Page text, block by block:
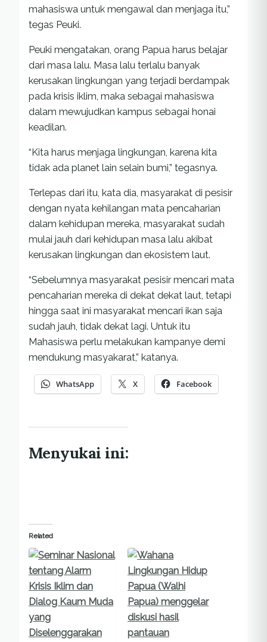
mahasiswa untuk mengawal dan menjaga itu,”
tegas Peuki.
Peuki mengatakan, orang Papua harus belajar
dari masa lalu. Masa lalu terlalu banyak
kerusakan lingkungan yang terjadi berdampak
pada krisis iklim, maka sebagai mahasiswa
dalam mewujudkan kampus sebagai honai
keadilan.
“Kita harus menjaga lingkungan, karena kita
tidak ada planet lain selain bumi,” tegasnya.
Terlepas dari itu, kata dia, masyarakat di pesisir
dengan nyata kehilangan mata pencaharian
dalam kehidupan mereka, masyarakat sudah
mulai jauh dari kehidupan masa lalu akibat
kerusakan lingkungan dan ekosistem laut.
“Sebelumnya masyarakat pesisir mencari mata
pencaharian mereka di dekat dekat laut, tetapi
hingga saat ini masyarakat mencari ikan saja
sudah jauh, tidak dekat lagi. Untuk itu
Mahasiswa perlu melakukan kampanye demi
mendukung masyakarat,” katanya.
WhatsApp X Facebook
Menyukai ini:
Related